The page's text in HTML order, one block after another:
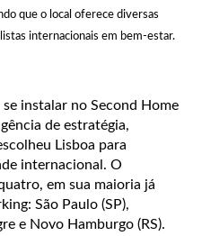
que o local oferece diversas
internacionais em bem-estar.
instalar no Second Home
de estratégia,
Lisboa para
internacional. O
em sua maioria já
São Paulo (SP),
e Novo Hamburgo (RS).